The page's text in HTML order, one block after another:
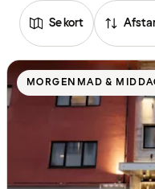
Se kort
Se
listen
over
MORGENMAD &